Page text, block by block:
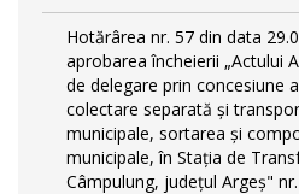
Hotărârea nr. 57 din data
aprobarea încheierii „Actului
de delegare prin concesiune
colectare separată și
municipale, sortarea și
municipale, în Stația de
Câmpulung, județul Argeș"